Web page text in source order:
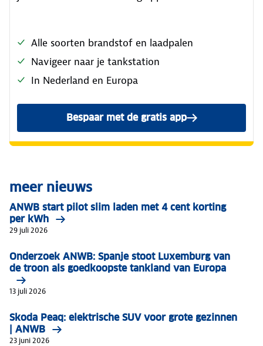
Alle soorten brandstof en laadpalen
Navigeer naar je tankstation
In Nederland en Europa
Bespaar met de gratis app
meer nieuws
ANWB start pilot slim laden met 4 cent korting
per kWh
29 juli 2026
Onderzoek ANWB: Spanje stoot Luxemburg van
de troon als goedkoopste tankland van Europa
13 juli 2026
Skoda Peaq: elektrische SUV voor grote gezinnen
| ANWB
23 juni 2026